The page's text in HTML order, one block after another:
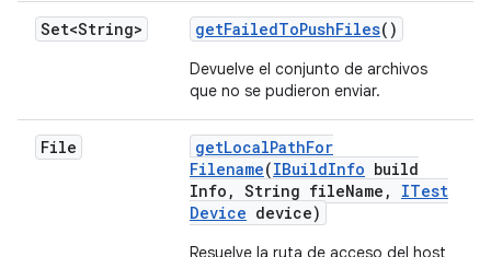
Set<String> getFailedToPushFiles()
Devuelve el conjunto de archivos
que no se pudieron enviar.
File getLocalPathFor
Filename(IBuildInfo build
Info , String fileName ,
ITest
Device device)
Resuelve la ruta de acceso del host